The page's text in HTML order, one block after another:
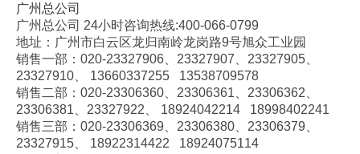
广州总公司
广州总公司 24小时咨询热线:400-066-0799
地址：广州市白云区龙归南岭龙岗路9号旭众工业园
销售一部：020-23327906、 23327907、 23327905、
23327910、
13660337255 13538709578
销售二部：020-23306360、 23306361、 23306362、
23306381、 23327922、
18924042214 18998402241
销售三部：020-23306369、 23306380、 23306379、
23327915、
18922314422 18924075114